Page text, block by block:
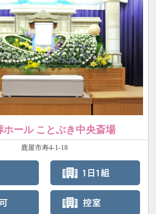
ホール ことぶき中央斎場
鹿屋市寿4-1-18